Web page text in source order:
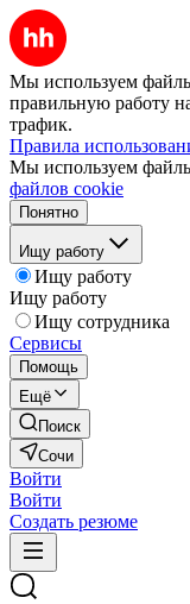
Мы используем
правильную работу
трафик.
Правила
Мы используем
файлов cookie
Понятно
Ищу работу
Ищу работу
Ищу работу
Ищу сотрудника
Сервисы
Помощь
Ещё
Поиск
Сочи
Войти
Войти
Создать резюме